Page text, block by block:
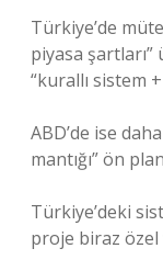
Türkiye’de
piyasa
“kurallı sistem
ABD’de ise
mantığı” ön
Türkiye’deki
proje biraz